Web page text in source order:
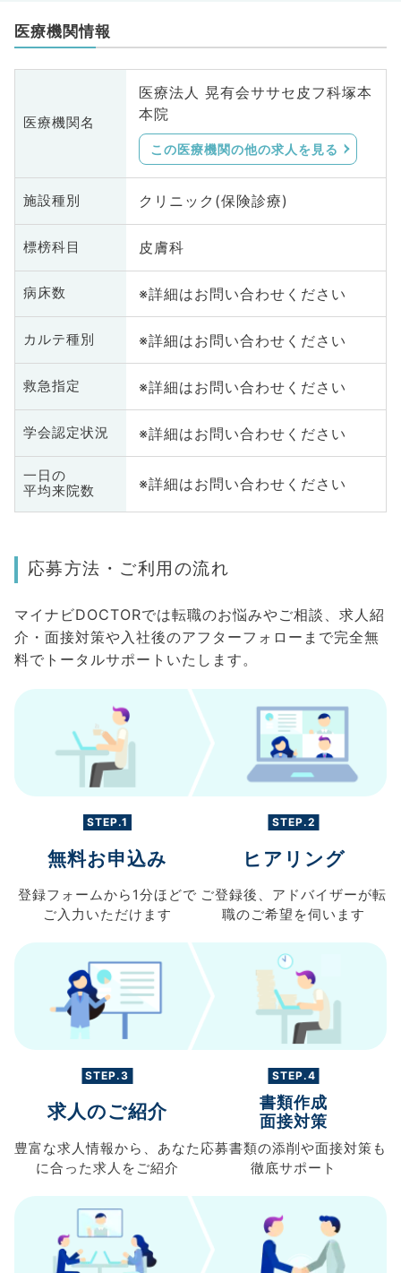
医療機関情報
医療機関名
医療法人 晃有会ササセ皮フ科塚本
本院
この医療機関の他の求人を見る
施設種別 クリニック(保険診療)
標榜科目 皮膚科
病床数 ※詳細はお問い合わせください
カルテ種別 ※詳細はお問い合わせください
救急指定 ※詳細はお問い合わせください
学会認定状況 ※詳細はお問い合わせください
一日の
平均来院数
※詳細はお問い合わせください
応募方法・ご利用の流れ
マイナビDOCTORでは転職のお悩みやご相談、求人紹
介・面接対策や入社後のアフターフォローまで完全無
料でトータルサポートいたします。
STEP.1
無料お申込み
登録フォームから 1分ほどで
ご入力 いただけます
STEP.2
ヒアリング
ご登録後、 アドバイザーが転
職のご希望を伺います
STEP.3
求人のご紹介
豊富な求人情報から、 あなた
に合った求人を ご紹介
STEP.4
書類作成
面接対策
応募書類の添削や面接対策も
徹底サポート